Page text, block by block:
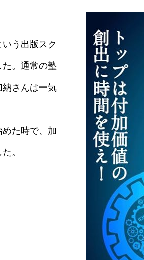
う出版スク
。通常の塾
さんは一気
た時で、加
。